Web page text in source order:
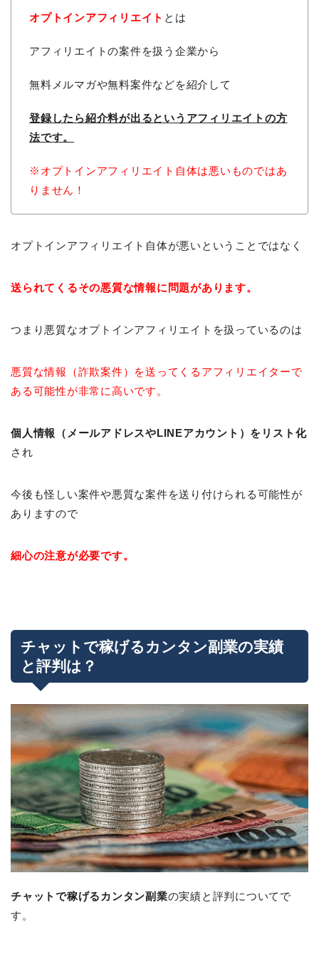
オプトインアフィリエイト とは
アフィリエイトの案件を扱う企業から
無料メルマガや無料案件などを紹介して
登録したら紹介料が出るという アフィリエイトの方
法です。
※オプトインアフィリエイト自体は悪いものではあ
りません！
オプトインアフィリエイト自体が悪いということではなく
送られてくるその悪質な情報に問題があります。
つまり悪質なオプトインアフィリエイトを扱っているのは
悪質な情報（詐欺案件）を送ってくるアフィリエイターで
ある可能性が非常に高いです。
個人情報（メールアドレスやLINEアカウント）をリスト化
され
今後も怪しい案件や悪質な案件を送り付けられる可能性が
ありますので
細心の注意が必要です。
チャットで稼げるカンタン副業の実績
と評判は？
チャットで稼げるカンタン副業の実績と評判についてで
す。